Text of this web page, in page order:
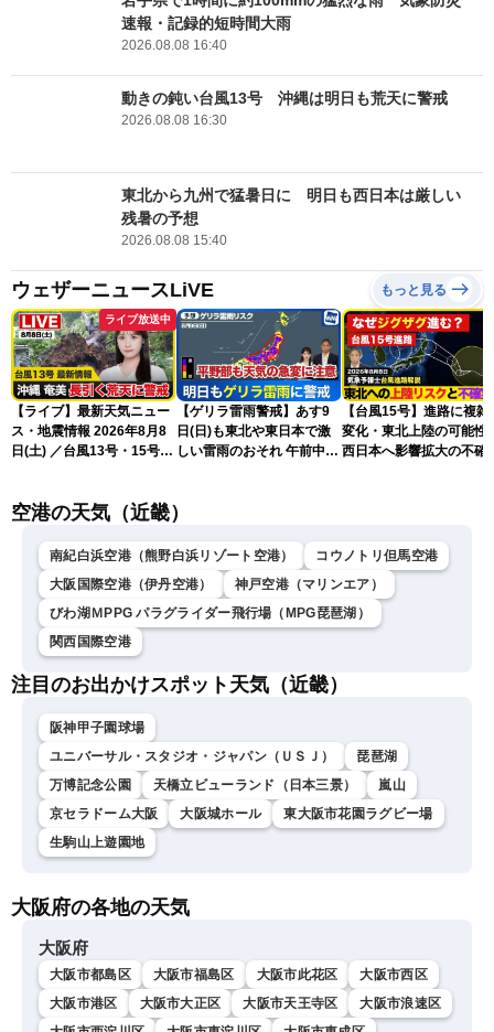
速報・記録的短時間大雨
2026.08.08 16:40
動きの鈍い台風13号 沖縄は明日も荒天に警戒
2026.08.08 16:30
東北から九州で猛暑日に 明日も西日本は厳しい
残暑の予想
2026.08.08 15:40
ウェザーニュースLiVE もっと見る
ライブ放送中
【ライブ】最新天気ニュー
ス・地震情報 2026年8月8
日(土) ／台風13号・15号
ーニュースLiVEムーン・戸
【ゲリラ雷雨警戒】あす9
日(日)も東北や東日本で激
しい雷雨のおそれ 午前中か
【台風15号】進路に複雑
変化・東北上陸の可能性
西日本へ影響拡大の不確
空港の天気（近畿）
南紀白浜空港（熊野白浜リゾート空港）
コウノトリ但馬空港
大阪国際空港（伊丹空港）
神戸空港（マリンエア）
びわ湖ＭPPG パラグライダー飛行場（MPG琵琶湖）
関西国際空港
注目のお出かけスポット天気（近畿）
阪神甲子園球場
ユニバーサル・スタジオ・ジャパン（ＵＳＪ）
琵琶湖
万博記念公園
天橋立ビューランド（日本三景）
嵐山
京セラドーム大阪
大阪城ホール
東大阪市花園ラグビー場
生駒山上遊園地
大阪府の各地の天気
大阪府
大阪市都島区 大阪市福島区 大阪市此花区
大阪市西区
大阪市港区
大阪市大正区 大阪市天王寺区
大阪市浪速区